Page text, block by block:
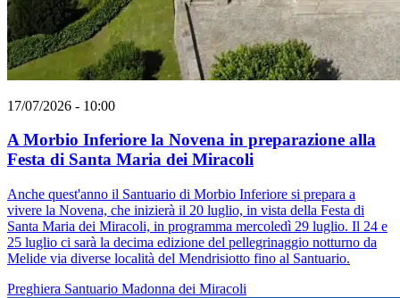
17/07/2026 - 10:00
A Morbio Inferiore la Novena in preparazione alla
Festa di Santa Maria dei Miracoli
Anche quest'anno il Santuario di Morbio Inferiore si prepara a
vivere la Novena, che inizierà il 20 luglio, in vista della Festa di
Santa Maria dei Miracoli, in programma mercoledì 29 luglio. Il 24 e
25 luglio ci sarà la decima edizione del pellegrinaggio notturno da
Melide via diverse località del Mendrisiotto fino al Santuario.
Preghiera Santuario Madonna dei Miracoli